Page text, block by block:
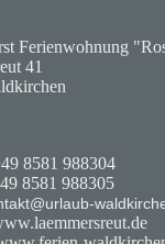
Ferienwohnung
41
8581 988304
8581 988305